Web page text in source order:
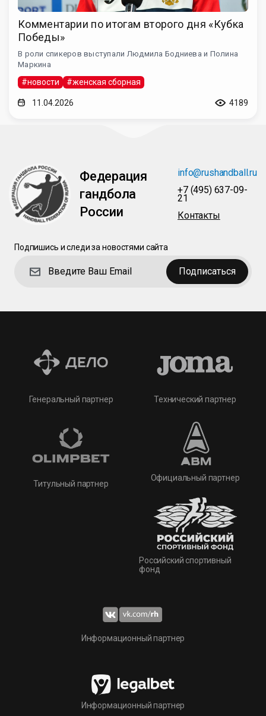
Комментарии по итогам второго дня «Кубка
Победы»
В роли спикеров выступали Людмила Бодниева и Полина
Маркина
#новости #женская сборная
11.04.2026 4189
Федерация
гандбола
России
info@rushandball.ru
+7 (495) 637-09-
21
Контакты
Подпишись и следи за новостями сайта
Подписаться
Генеральный партнер
Титульный партнер
Технический партнер
Официальный партнер
Российский спортивный
фонд
Информационный партнер
Информационный партнер